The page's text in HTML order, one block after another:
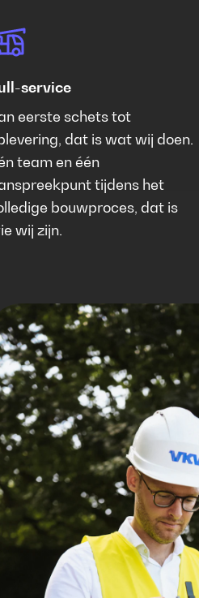
service
eerste schets tot
dat is wat wij doen.
team en één
tijdens het
bouwproces, dat is
wij zijn.